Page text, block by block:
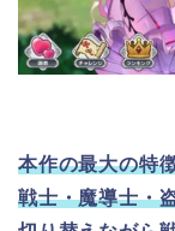
本作の最大の特
戦士・魔導士・